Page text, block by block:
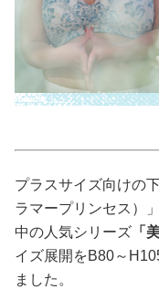
トラベル
カルチャー/
占い
性と愛
ゲーム
プラスサイズ向けの
ラマープリンセス）
中の人気シリーズ 「
イズ展開をB80～
ました。